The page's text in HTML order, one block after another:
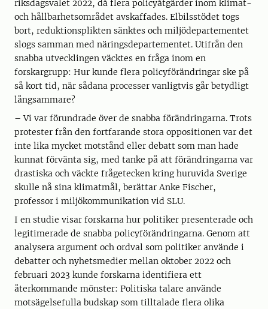
riksdagsvalet 2022, då flera policyåtgärder inom klimat-
och hållbarhetsområdet avskaffades. Elbilsstödet togs
bort, reduktionsplikten sänktes och miljödepartementet
slogs samman med näringsdepartementet. Utifrån den
snabba utvecklingen väcktes en fråga inom en
forskargrupp: Hur kunde flera policyförändringar ske på
så kort tid, när sådana processer vanligtvis går betydligt
långsammare?
– Vi var förundrade över de snabba förändringarna. Trots
protester från den fortfarande stora oppositionen var det
inte lika mycket motstånd eller debatt som man hade
kunnat förvänta sig, med tanke på att förändringarna var
drastiska och väckte frågetecken kring huruvida Sverige
skulle nå sina klimatmål, berättar Anke Fischer,
professor i miljökommunikation vid SLU.
I en studie visar forskarna hur politiker presenterade och
legitimerade de snabba policyförändringarna. Genom att
analysera argument och ordval som politiker använde i
debatter och nyhetsmedier mellan oktober 2022 och
februari 2023 kunde forskarna identifiera ett
återkommande mönster: Politiska talare använde
motsägelsefulla budskap som tilltalade flera olika